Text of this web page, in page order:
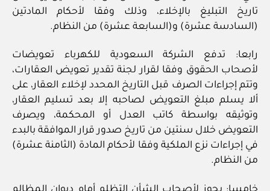
تاريخ التبليغ بالإخلاء، وذلك وفقا لأحكام المادتين
(السادسة عشرة) و(السابعة عشرة) من النظام.
رابعا: تدفع الشركة السعودية للكهرباء تعويضات
لأصحاب الحقوق وفقا لقرار لجنة تقدير تعويض العقارات،
وتتم إجراءات الصرف قبل التاريخ المحدد لإخلاء العقار، على
ألا يسلم مبلغ التعويض لصاحبه إلا بعد تسليم العقار،
وتوثيقه بواسطة كاتب العدل أو المحكمة، ويصرف
التعويض خلال سنتين من تاريخ صدور قرار الموافقة بالبدء
في إجراءات نزع الملكية وفقا لأحكام المادة (الثامنة عشرة)
من النظام.